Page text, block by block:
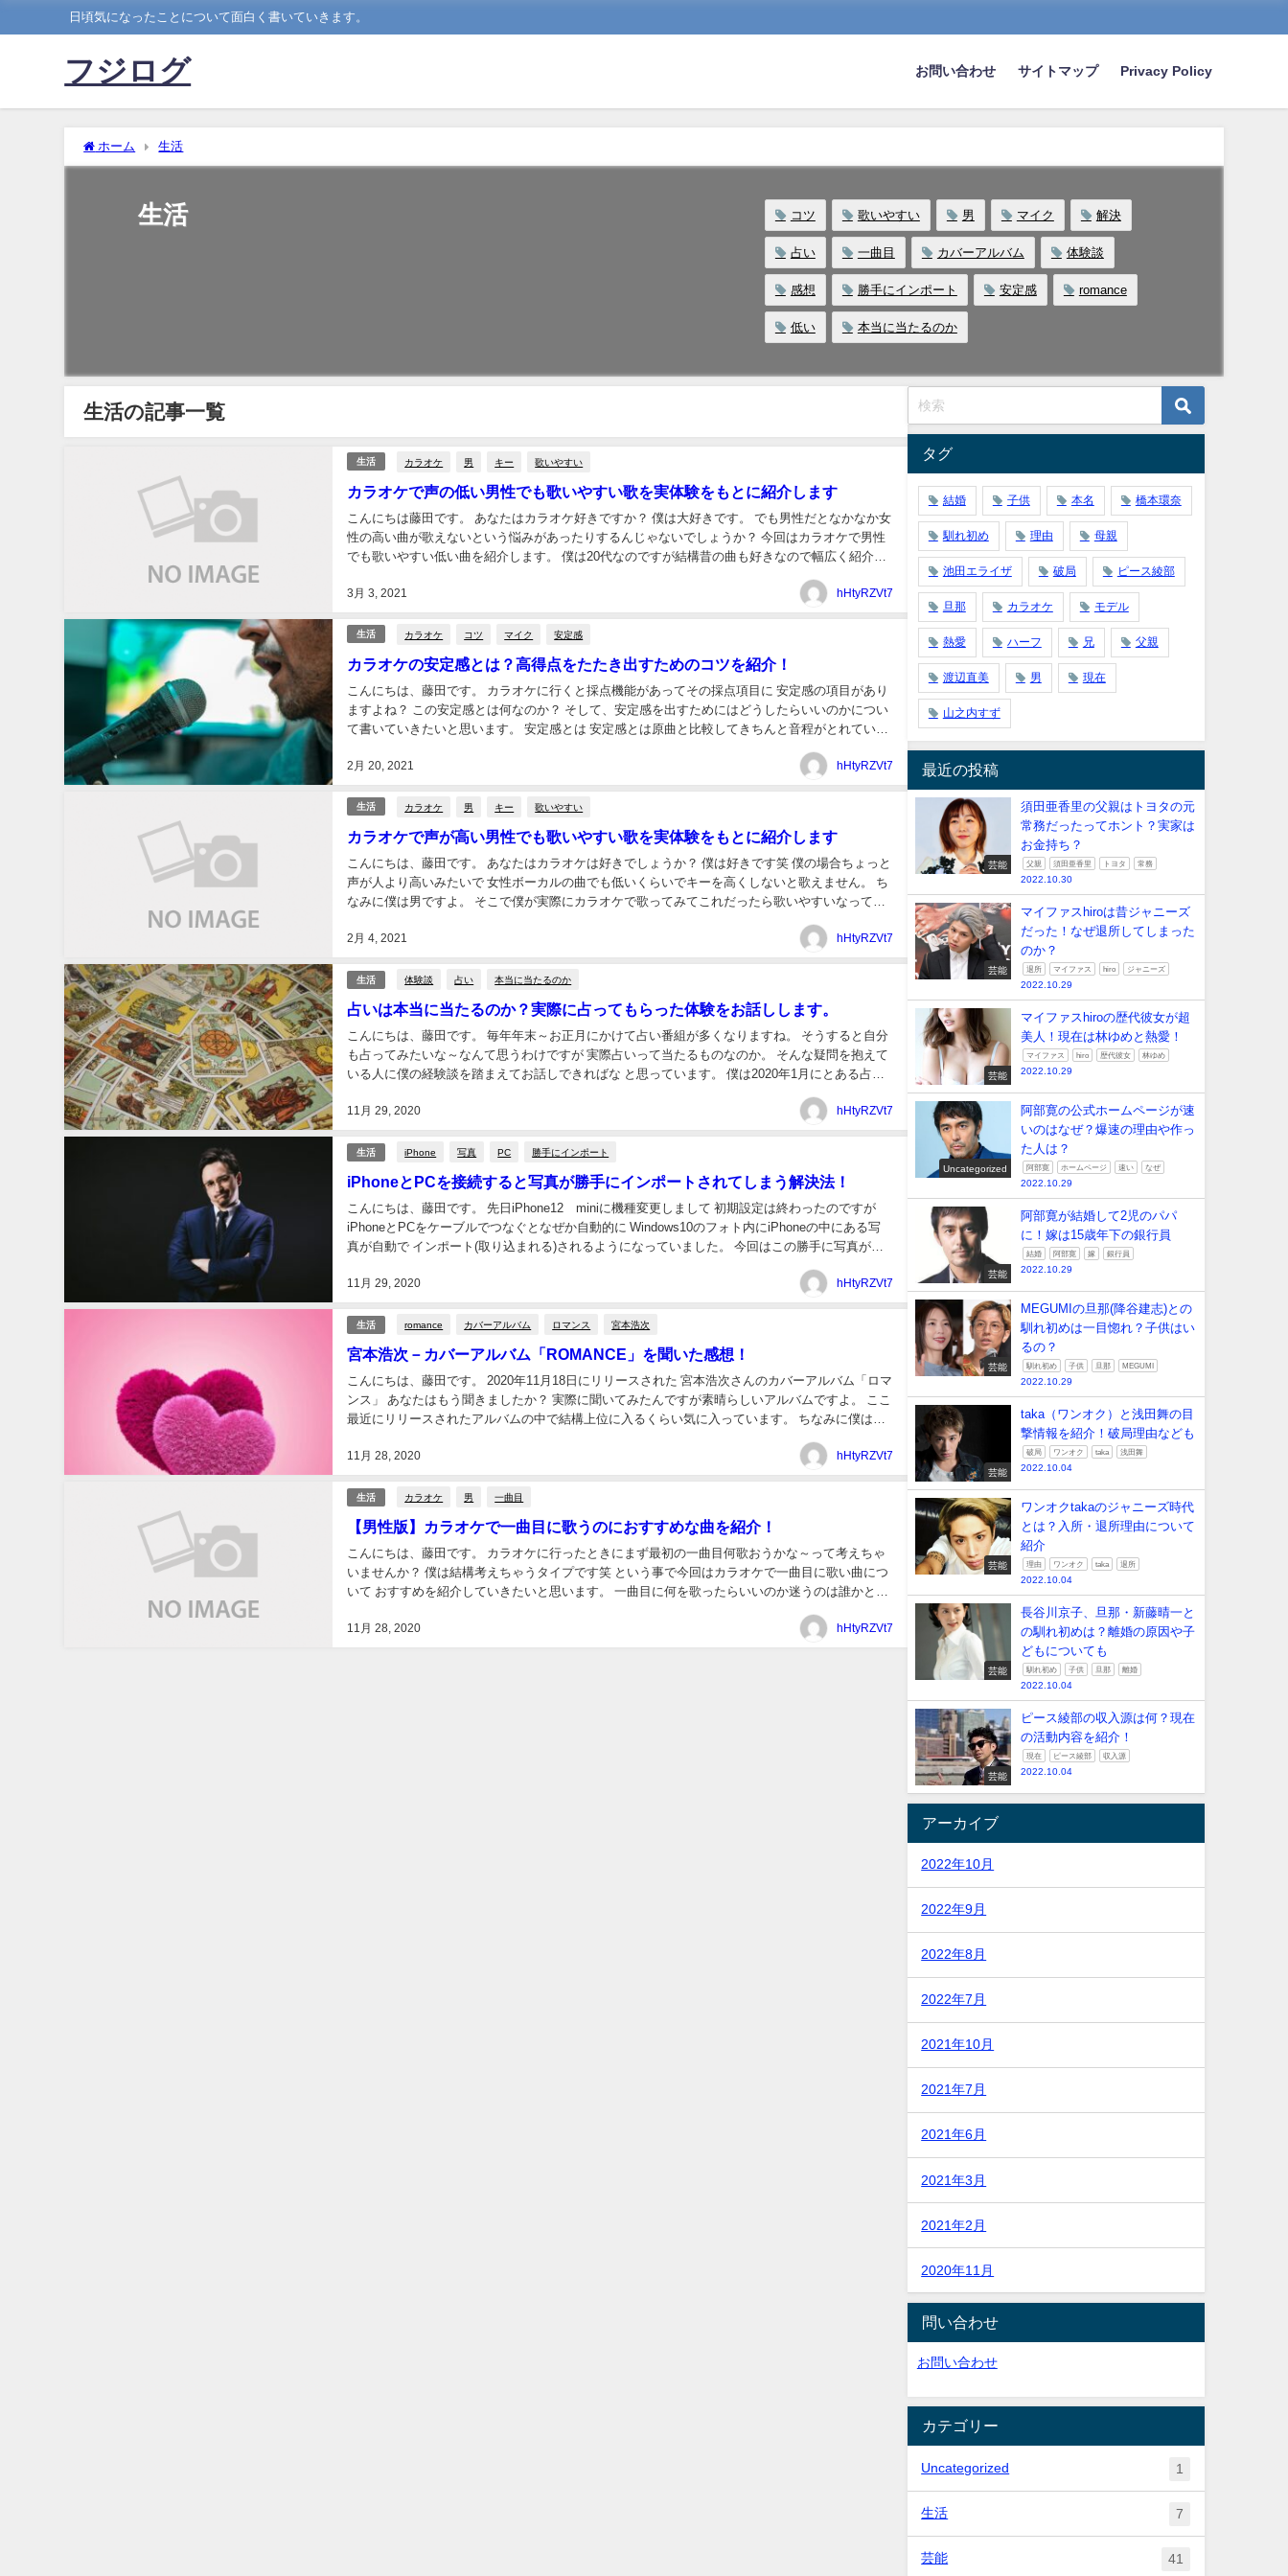
日頃気になったことについて面白く書いていきます。
フジログ お問い合わせ サイトマップ Privacy Policy
ホーム 生活
生活 コツ 歌いやすい 男 マイク 解決
占い 一曲目 カバーアルバム 体験談
感想 勝手にインポート 安定感 romance
低い 本当に当たるのか
生活の記事一覧
生活 カラオケ 男 キー 歌いやすい
カラオケで声の低い男性でも歌いやすい歌を実体験をもとに紹介します
3月 3, 2021
こんにちは藤田です。 あなたはカラオケ好きですか？ 僕は大好きです。 でも男性だとなかなか女
性の高い曲が歌えないという悩みがあったりするんじゃないでしょうか？ 今回はカラオケで男性
でも歌いやすい低い曲を紹介します。 僕は20代なのですが結構昔の曲も好きなので幅広く紹介で
hHtyRZVt7
生活 カラオケ コツ マイク 安定感
カラオケの安定感とは？高得点をたたき出すためのコツを紹介！
2月 20, 2021
こんにちは、藤田です。 カラオケに行くと採点機能があってその採点項目に 安定感の項目があり
ますよね？ この安定感とは何なのか？ そして、安定感を出すためにはどうしたらいいのかについ
て書いていきたいと思います。 安定感とは 安定感とは原曲と比較してきちんと音程がとれていて
hHtyRZVt7
生活 カラオケ 男 キー 歌いやすい
カラオケで声が高い男性でも歌いやすい歌を実体験をもとに紹介します
2月 4, 2021
こんにちは、藤田です。 あなたはカラオケは好きでしょうか？ 僕は好きです笑 僕の場合ちょっと
声が人より高いみたいで 女性ボーカルの曲でも低いくらいでキーを高くしないと歌えません。 ち
なみに僕は男ですよ。 そこで僕が実際にカラオケで歌ってみてこれだったら歌いやすいなってい
hHtyRZVt7
生活 体験談 占い 本当に当たるのか
占いは本当に当たるのか？実際に占ってもらった体験をお話しします。
11月 29, 2020
こんにちは、藤田です。 毎年年末～お正月にかけて占い番組が多くなりますね。 そうすると自分
も占ってみたいな～なんて思うわけですが 実際占いって当たるものなのか。 そんな疑問を抱えて
いる人に僕の経験談を踏まえてお話しできればな と思っています。 僕は2020年1月にとある占い
hHtyRZVt7
生活 iPhone 写真 PC 勝手にインポート
iPhoneとPCを接続すると写真が勝手にインポートされてしまう解決法！
11月 29, 2020
こんにちは、藤田です。 先日iPhone12 miniに機種変更しまして 初期設定は終わったのですが
iPhoneとPCをケーブルでつなぐとなぜか自動的に Windows10のフォト内にiPhoneの中にある写
真が自動で インポート(取り込まれる)されるようになっていました。 今回はこの勝手に写真がイ
hHtyRZVt7
生活 romance カバーアルバム ロマンス 宮本浩次
宮本浩次－カバーアルバム「ROMANCE」を聞いた感想！
11月 28, 2020
こんにちは、藤田です。 2020年11月18日にリリースされた 宮本浩次さんのカバーアルバム「ロマ
ンス」 あなたはもう聞きましたか？ 実際に聞いてみたんですが素晴らしいアルバムですよ。 ここ
最近にリリースされたアルバムの中で結構上位に入るくらい気に入っています。 ちなみに僕は今
hHtyRZVt7
生活 カラオケ 男 一曲目
【男性版】カラオケで一曲目に歌うのにおすすめな曲を紹介！
11月 28, 2020
こんにちは、藤田です。 カラオケに行ったときにまず最初の一曲目何歌おうかな～って考えちゃ
いませんか？ 僕は結構考えちゃうタイプです笑 という事で今回はカラオケで一曲目に歌い曲につ
いて おすすめを紹介していきたいと思います。 一曲目に何を歌ったらいいのか迷うのは誰かとカ
hHtyRZVt7
タグ
結婚 子供 本名 橋本環奈
馴れ初め 理由 母親
池田エライザ 破局 ピース綾部
旦那 カラオケ モデル
熱愛 ハーフ 兄 父親
渡辺直美 男 現在
山之内すず
最近の投稿
芸能
須田亜香里の父親はトヨタの元
常務だったってホント？実家は
お金持ち？
父親 須田亜香里 トヨタ 常務
2022.10.30
芸能
マイファスhiroは昔ジャニーズ
だった！なぜ退所してしまった
のか？
退所 マイファス hiro ジャニーズ
2022.10.29
芸能
マイファスhiroの歴代彼女が超
美人！現在は林ゆめと熱愛！
マイファス hiro 歴代彼女 林ゆめ
2022.10.29
Uncategorized
阿部寛の公式ホームページが速
いのはなぜ？爆速の理由や作っ
た人は？
阿部寛 ホームページ 速い なぜ
2022.10.29
芸能
阿部寛が結婚して2児のパパ
に！嫁は15歳年下の銀行員
結婚 阿部寛 嫁 銀行員
2022.10.29
芸能
MEGUMIの旦那(降谷建志)との
馴れ初めは一目惚れ？子供はい
るの？
馴れ初め 子供 旦那 MEGUMI
2022.10.29
芸能
taka（ワンオク）と浅田舞の目
撃情報を紹介！破局理由なども
破局 ワンオク taka 浅田舞
2022.10.04
芸能
ワンオクtakaのジャニーズ時代
とは？入所・退所理由について
紹介
理由 ワンオク taka 退所
2022.10.04
芸能
長谷川京子、旦那・新藤晴一と
の馴れ初めは？離婚の原因や子
どもについても
馴れ初め 子供 旦那 離婚
2022.10.04
芸能
ピース綾部の収入源は何？現在
の活動内容を紹介！
現在 ピース綾部 収入源
2022.10.04
アーカイブ
2022年10月
2022年9月
2022年8月
2022年7月
2021年10月
2021年7月
2021年6月
2021年3月
2021年2月
2020年11月
問い合わせ
お問い合わせ
カテゴリー
Uncategorized 1
生活 7
芸能 41